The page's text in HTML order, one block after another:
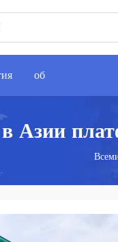
об
Азии